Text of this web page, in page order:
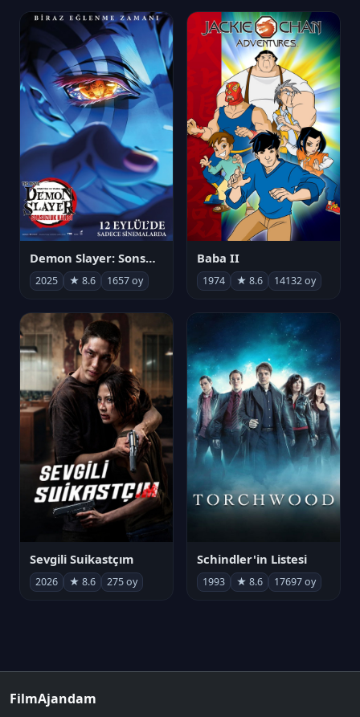
Demon Slayer: Sonsuzluk Kalesi
2025 ★ 8.6 1657 oy
Baba II
1974 ★ 8.6 14132 oy
Sevgili Suikastçım
2026 ★ 8.6 275 oy
Schindler'in Listesi
1993 ★ 8.6 17697 oy
FilmAjandam